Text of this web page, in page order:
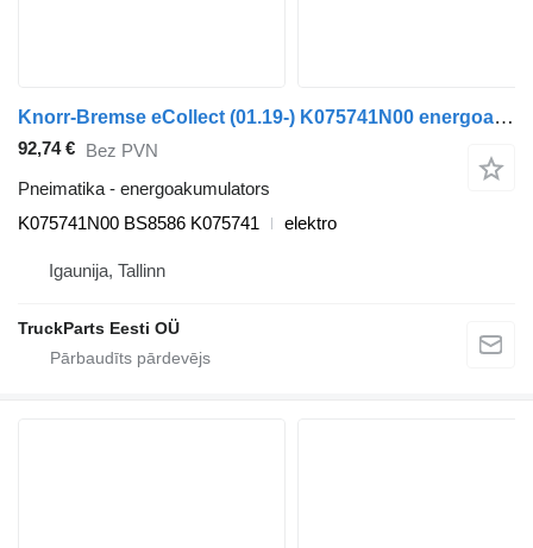
Knorr-Bremse eCollect (01.19-) K075741N00 energoakumulators paredzēts Dennis eCollect Terberg YT Magtec (2019-) vilcēja
92,74 € Bez PVN
Pneimatika - energoakumulators
K075741N00 BS8586 K075741
elektro
Igaunija, Tallinn
TruckParts Eesti OÜ